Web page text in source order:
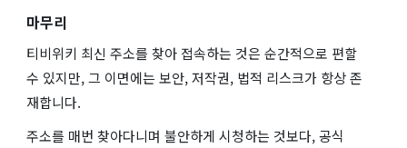
마무리
티비위키 최신 주소를 찾아 접속하는 것은 순간적으로 편할
수 있지만, 그 이면에는 보안, 저작권, 법적 리스크가 항상 존
재합니다.
주소를 매번 찾아다니며 불안하게 시청하는 것보다, 공식